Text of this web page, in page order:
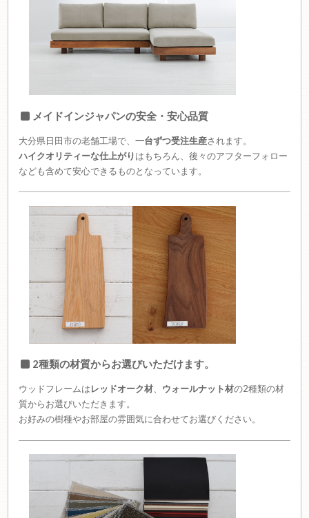
メイドインジャパンの安全・安心品質
大分県日田市の老舗工場で、一台ずつ受注生産されます。
ハイクオリティーな仕上がりはもちろん、後々のアフターフォロー
なども含めて安心できるものとなっています。
2種類の材質からお選びいただけます。
ウッドフレームはレッドオーク材、 ウォールナット材の2種類の材
質からお選びいただきます。
お好みの樹種やお部屋の雰囲気に合わせてお選びください。